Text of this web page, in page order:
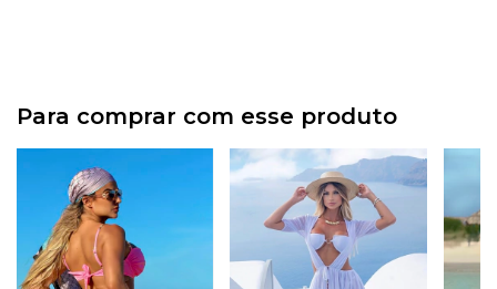
Para comprar com esse produto